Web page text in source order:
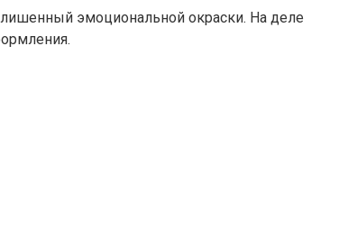
эмоциональной окраски. На деле